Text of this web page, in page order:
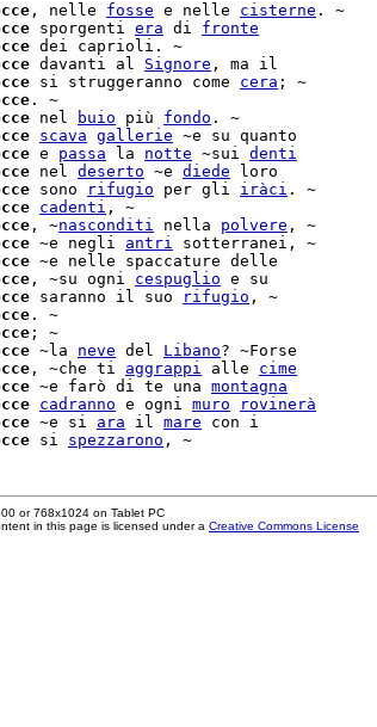
, nelle fosse e nelle cisterne . ~
sporgenti era di fronte
dei caprioli. ~
davanti al Signore , ma il
si struggeranno come cera ; ~
. ~
nel buio più fondo . ~
scava gallerie ~e su quanto
e passa la notte ~sui denti
nel deserto ~e diede loro
sono rifugio per gli iràci . ~
cadenti , ~
, ~nasconditi nella polvere , ~
~e negli antri sotterranei, ~
~e nelle spaccature delle
, ~su ogni cespuglio e su
saranno il suo rifugio , ~
. ~
~la neve del Libano? ~Forse
, ~che ti aggrappi alle cime
~e farò di te una montagna
cadranno e ogni muro
rovinerà
~e si ara il mare con i
si spezzarono
or 768x1024 on Tablet PC
in this page is licensed under a Creative Commons License